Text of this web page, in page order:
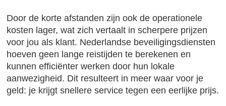
Door de korte afstanden zijn ook de operationele
kosten lager, wat zich vertaalt in scherpere prijzen
voor jou als klant. Nederlandse beveiligingsdiensten
hoeven geen lange reistijden te berekenen en
kunnen efficiënter werken door hun lokale
aanwezigheid. Dit resulteert in meer waar voor je
geld: je krijgt snellere service tegen een eerlijke prijs.